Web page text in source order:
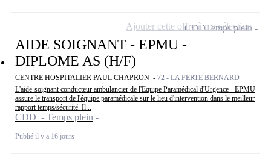
AIDE SOIGNANT - EPMU -
DIPLOME AS (H/F)
CENTRE HOSPITALIER PAUL CHAPRON - 72 - LA FERTE BERNARD
L'aide-soignant conducteur ambulancier de l'Equipe Paramédical d'Urgence - EPMU
assure le transport de l'équipe paramédicale sur le lieu d'intervention dans le meilleur
rapport temps/sécurité. Il...
CDD - Temps plein
Publié il y a 16 jours
CDDTemps plein
Ajouter cette offre à ma sélection